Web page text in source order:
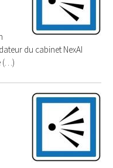
du cabinet NexAI
(…)